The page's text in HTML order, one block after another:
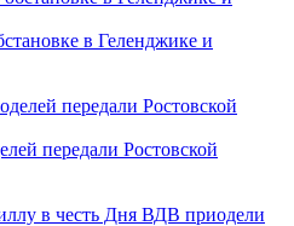
в Геленджике и
передали Ростовской